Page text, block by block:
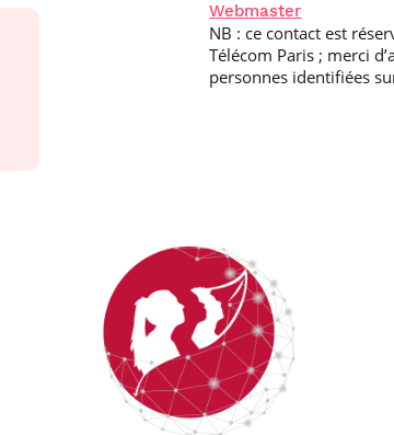
Webmaster
NB : ce contact est
Télécom Paris ; merci
personnes identifiées